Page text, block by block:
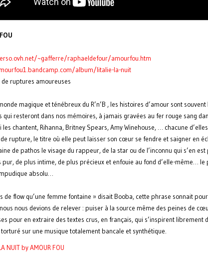
~gafferre/raphaeldefour/amourfou.htm
album/litalie-la-nuit
de ruptures amoureuses
magique et ténébreux du R’n’B , les histoires d’amour sont souvent
qui resteront dans nos mémoires, à jamais gravées au fer rouge sang
les chantent, Rihanna, Britney Spears, Amy Winehouse, … chacune
rupture, le titre où elle peut laisser son cœur se fendre et saigner en
de pathos le visage du rappeur, de la star ou de l’inconnu qui s’en est
pur, de plus intime, de plus précieux et enfouie au fond d’elle-même… le
absolu…
de flow qu’une femme fontaine » disait Booba, cette phrase sonnait
nous devions de relever : puiser à la source même des peines de
pour en extraire des textes crus, en français, qui s’inspirent librement
torturé sur une musique totalement bancale et synthétique.
NUIT by AMOUR FOU